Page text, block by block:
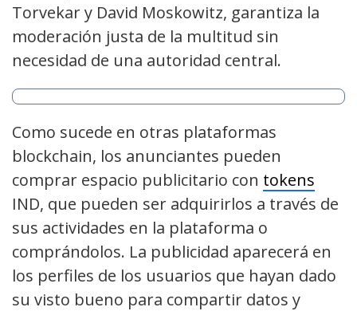
Torvekar y David Moskowitz, garantiza la
moderación justa de la multitud sin
necesidad de una autoridad central.
Como sucede en otras plataformas
blockchain, los anunciantes pueden
comprar espacio publicitario con tokens
IND, que pueden ser adquirirlos a través de
sus actividades en la plataforma o
comprándolos. La publicidad aparecerá en
los perfiles de los usuarios que hayan dado
su visto bueno para compartir datos y